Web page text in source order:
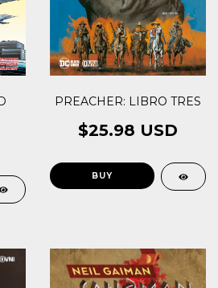
PREACHER: LIBRO TRES
$25.98 USD